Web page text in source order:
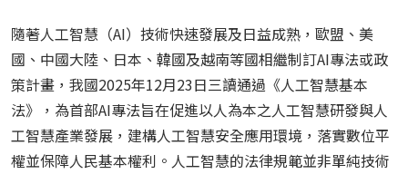
隨著人工智慧（AI）技術快速發展及日益成熟，歐盟、美
國、中國大陸、日本、韓國及越南等國相繼制訂AI專法或政
策計畫，我國2025年12月23日三讀通過《人工智慧基本
法》，為首部AI專法旨在促進以人為本之人工智慧研發與人
工智慧產業發展，建構人工智慧安全應用環境，落實數位平
權並保障人民基本權利。人工智慧的法律規範並非單純技術